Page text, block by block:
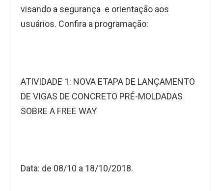
visando a segurança e orientação aos
usuários. Confira a programação:
ATIVIDADE 1: NOVA ETAPA DE LANÇAMENTO
DE VIGAS DE CONCRETO PRÉ-MOLDADAS
SOBRE A FREE WAY
Data: de 08/10 a 18/10/2018.